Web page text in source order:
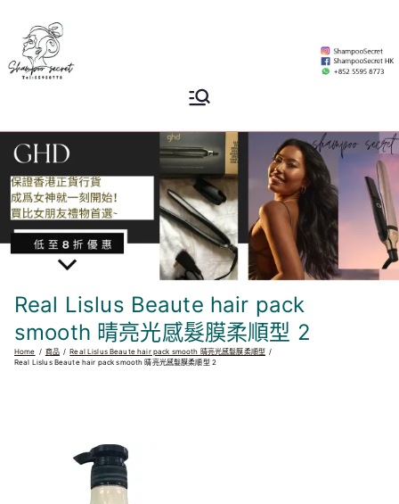
content
Secret
香港專業洗頭水專門店
Real Lislus Beaute hair pack
smooth 晴亮光感髮膜柔順型 2
Home 商品
Real Lislus Beaute hair pack smooth 晴亮光感髮膜柔順型
Real Lislus Beaute hair pack smooth 晴亮光感髮膜柔順型 2